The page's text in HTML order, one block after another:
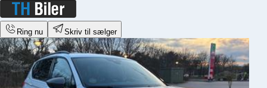
Ring nu Skriv til sælger